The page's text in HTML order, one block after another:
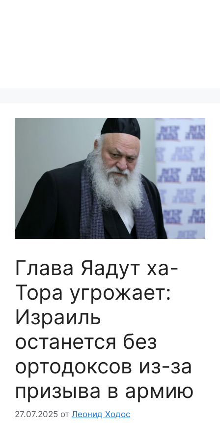
Глава Яадут ха-
Тора угрожает:
Израиль
останется без
ортодоксов из-за
призыва в армию
27.07.2025 от Леонид Ходос